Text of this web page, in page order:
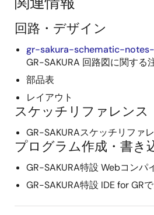
回路・デザイン
gr-sakura-schematic-notes-
GR-SAKURA 回路図に関する
部品表
レイアウト
スケッチリファレンス
GR-SAKURAスケッチリファ
プログラム作成・書き
GR-SAKURA特設 Webコンパ
GR-SAKURA特設 IDE for GR